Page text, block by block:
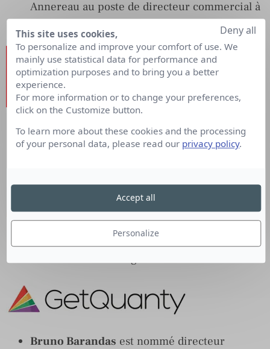
Annereau au poste de directeur commercial à
Stéphane Pèreest nommé chief data officer
de The Economist Group
Valérie de Lignièresest nommée directrice
Bruno Barandas est nommé directeur
This site uses cookies,
To personalize and improve your comfort of use. We
mainly use statistical data for performance and
optimization purposes and to bring you a better
experience.
For more information or to change your preferences,
click on the Customize button.
To learn more about these cookies and the processing
of your personal data, please read our privacy policy.
Personalize
Deny all
Accept all